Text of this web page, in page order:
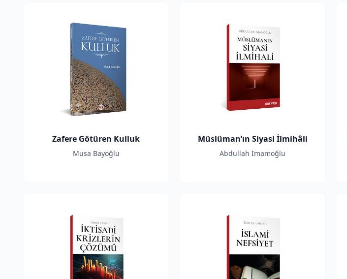
Zafere Götüren Kulluk
Musa Bayoğlu
Müslüman’ın Siyasi İlmihâli
Abdullah İmamoğlu